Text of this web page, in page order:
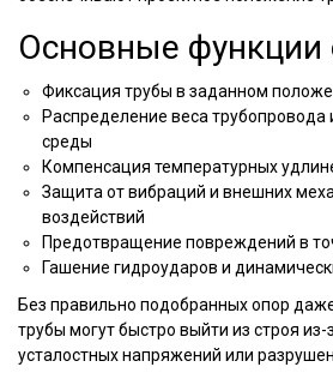
Основные функции
Фиксация трубы в заданном
Распределение веса трубопровода
среды
Компенсация температурных
Защита от вибраций и внешних
воздействий
Предотвращение повреждений в
Гашение гидроударов и
Без правильно подобранных опор
трубы могут быстро выйти из строя из-
усталостных напряжений или